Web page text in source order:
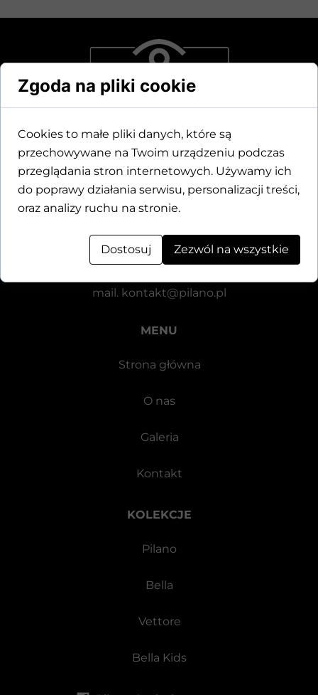
KOLEKCJE
Pilano
Bella
Vettore
Bella Kids
MENU
Strona główna
O nas
Galeria
Kontakt
Dane kontaktowe
Motylewska 24
tel.+48 571 521 126
mail. kontakt@pilano.pl
Zgoda na pliki cookie
Cookies to małe pliki danych, które są
przechowywane na Twoim urządzeniu podczas
przeglądania stron internetowych. Używamy ich
do poprawy działania serwisu, personalizacji treści,
oraz analizy ruchu na stronie.
Dostosuj Zezwól na wszystkie